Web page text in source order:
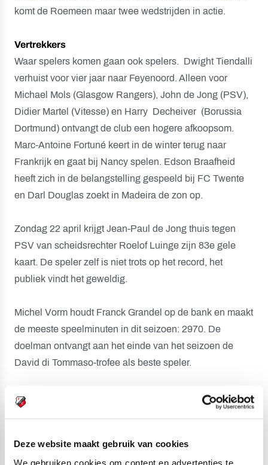
Deze website maakt gebruik van cookies
We gebruiken cookies om content en advertenties te
komt de Roemeen maar twee wedstrijden in actie.
Vertrekkers
Waar spelers komen gaan ook spelers. Dwight Tiendalli
verhuist voor vier jaar naar Feyenoord. Alleen voor
Michael Mols (Glasgow Rangers), John de Jong (PSV),
Didier Martel (Vitesse) en Harry Decheiver (Borussia
Dortmund) ontvangt de club een hogere afkoopsom.
Marc-Antoine Fortuné keert in de winter terug naar
Frankrijk en gaat bij Nancy spelen. Edson Braafheid
heeft zich in de belangstelling gespeeld bij FC Twente
en Darl Douglas zoekt in Madeira de zon op.
Zondag 22 april krijgt Jean-Paul de Jong thuis tegen
PSV van scheidsrechter Roelof Luinge zijn 83e gele
kaart. De speler zelf is niet trots op het record, het
publiek vindt het geweldig.
Michel Vorm houdt Franck Grandel op de bank en maakt
de meeste speelminuten in dit seizoen: 2970. De
doelman ontvangt aan het einde van het seizoen de
David di Tommaso-trofee als beste speler.
Meer cijfers: 186 hoekschoppen, één eigen doelpunt
van Robin Nelisse; vijf strafschoppen waarvan vier
assists van Marc-Antoine Fortuné; nul punten tegen Ajax
en AZ; zes punten tegen FC Groningen en Excelsior;